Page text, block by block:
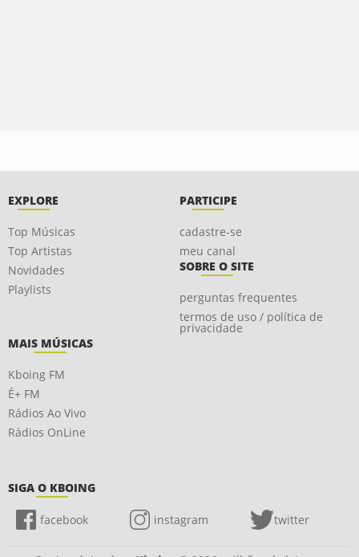
EXPLORE
Top Músicas
Top Artistas
Novidades
Playlists
PARTICIPE
cadastre-se
meu canal
SOBRE O SITE
perguntas frequentes
termos de uso / política de
privacidade
MAIS MÚSICAS
Kboing FM
É+ FM
Rádios Ao Vivo
Rádios OnLine
SIGA O KBOING
facebook instagram twitter